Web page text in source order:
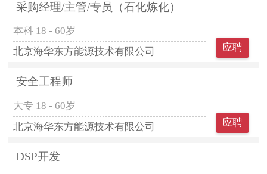
采购经理/主管/专员（石化炼化）
本科 18 - 60岁
北京海华东方能源技术有限公司
应聘
安全工程师
大专 18 - 60岁
北京海华东方能源技术有限公司
应聘
DSP开发